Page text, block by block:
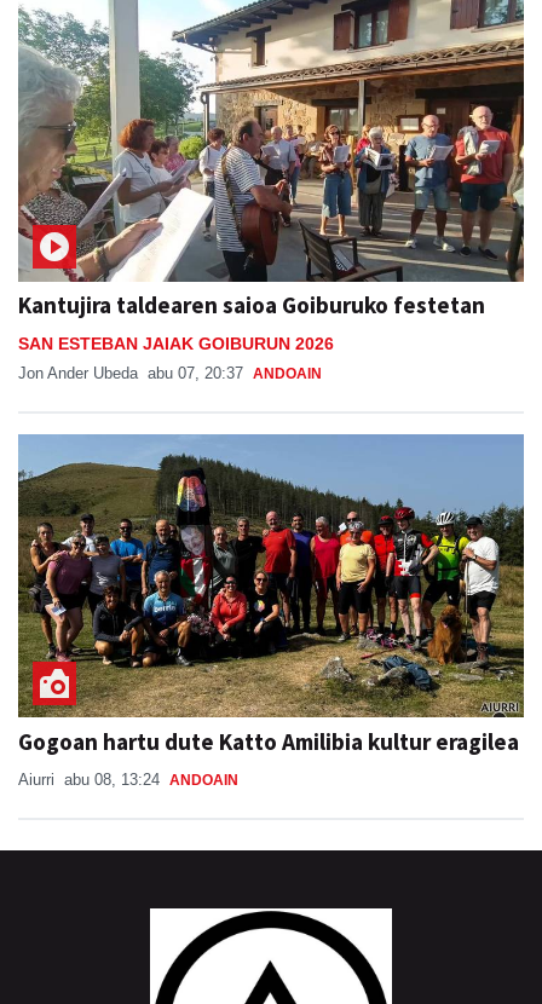
Kantujira taldearen saioa Goiburuko festetan
SAN ESTEBAN JAIAK GOIBURUN 2026
Jon Ander Ubeda abu 07, 20:37 ANDOAIN
Gogoan hartu dute Katto Amilibia kultur eragilea
Aiurri abu 08, 13:24 ANDOAIN